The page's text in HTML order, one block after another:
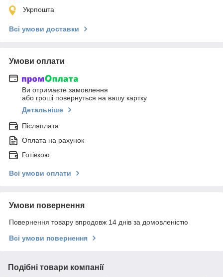
Укрпошта
Всі умови доставки
Умови оплати
Ви отримаєте замовлення
або гроші повернуться на вашу картку
Детальніше
Післяплата
Оплата на рахунок
Готівкою
Всі умови оплати
Умови повернення
Повернення товару впродовж 14 днів за домовленістю
Всі умови повернення
Подібні товари компанії